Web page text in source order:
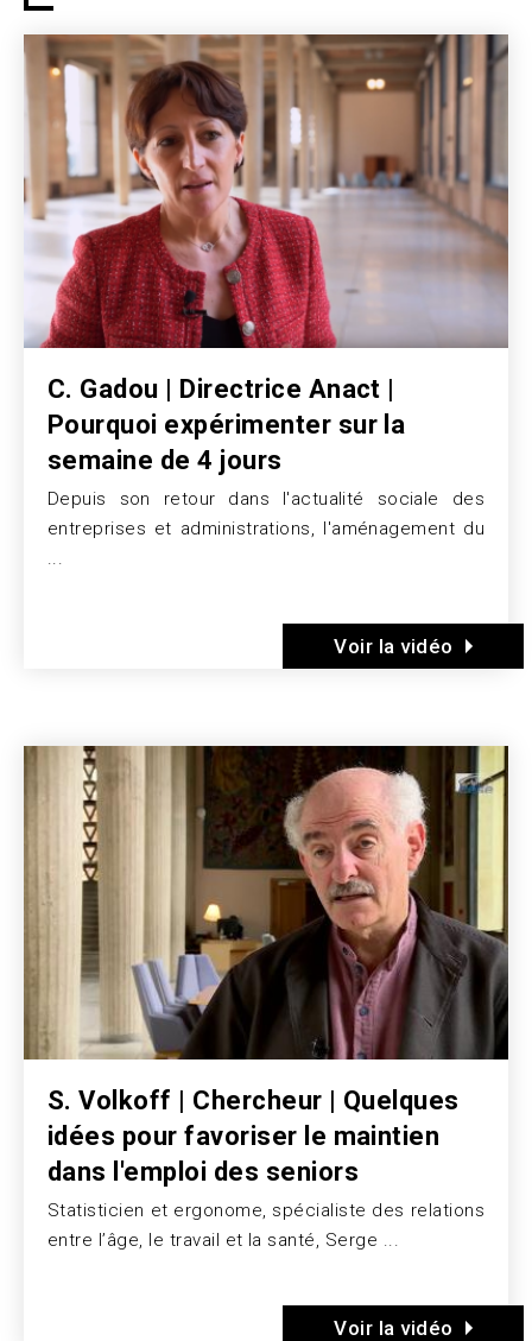
Image
C. Gadou | Directrice Anact |
Pourquoi expérimenter sur la
semaine de 4 jours
Texte
Depuis son retour dans l'actualité sociale des
entreprises et administrations, l'aménagement du
...
Voir la vidéo
Image
S. Volkoff | Chercheur | Quelques
idées pour favoriser le maintien
dans l'emploi des seniors
Texte
Statisticien et ergonome, spécialiste des relations
entre l’âge, le travail et la santé, Serge ...
Voir la vidéo